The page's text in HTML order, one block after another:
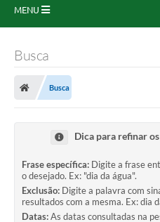
MENU
Serviços
Imprensa
Cidadão
Protocolo Digital
Busca
Busca
Dica para refinar
Frase específica: Digite a frase
o desejado. Ex: "dia da água".
Exclusão: Digite a palavra com
resultados com a mesma. Ex: dia
Datas:As datas consultadas na